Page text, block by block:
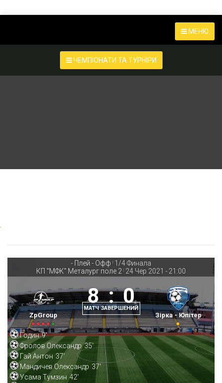
МЕНЮ
ЧЕМПІОНАТИ ТА ТУРНІРИ
- Плей - Офф | 1/4 Финала
КП "МФК" Металург поле 2 | 24 Чер 2021 - 21:00
ZpGroup
8 : 0
МАТЧ ЗАВЕРШЕНИЙ
Зірка - Юпітер
Годин 9'
Фролов Олександр 35'
Гай Антон 37'
Мандичев Олександр 37'
Усама Тумзин 42'